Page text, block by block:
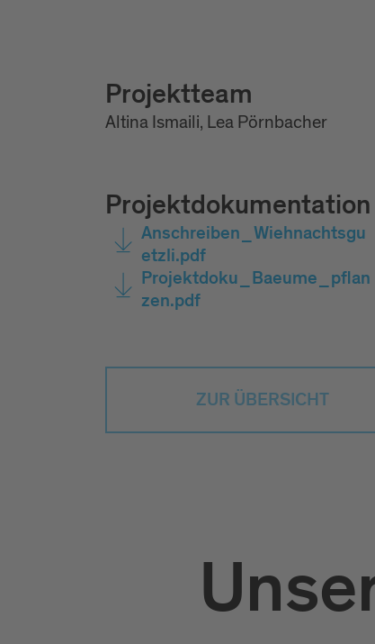
Projektteam
Altina Ismaili, Lea Pörnbacher
Projektdokumentation
Anschreiben_Wiehnachtsgu
etzli.pdf
Projektdoku_Baeume_pflan
zen.pdf
ZUR ÜBERSICHT